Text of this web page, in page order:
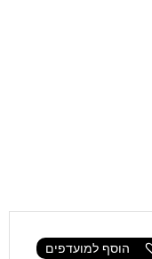
הוסף למועדפים